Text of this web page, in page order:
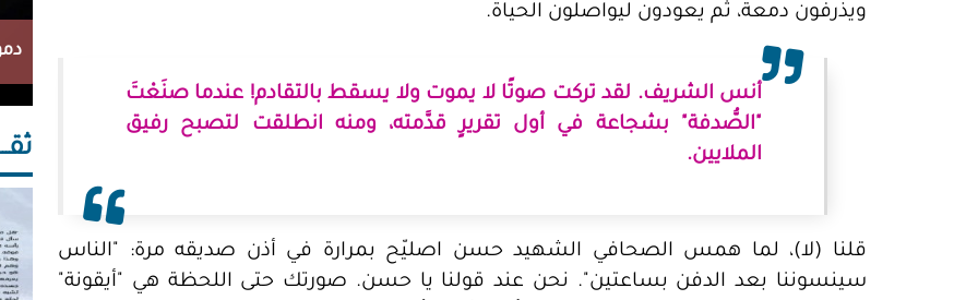
ويذرفون دمعة، ثم يعودون ليواصلون الحياة.
أنس الشريف. لقد تركت صوتًا لا يموت ولا يسقط بالتقادم! عندما صنَعْتَ
"الصُّدفة" بشجاعة في أول تقريرٍ قدَّمته، ومنه انطلقت لتصبح رفيق
الملايين.
قلنا (لا)، لما همس الصحافي الشهيد حسن اصليّح بمرارة في أذن صديقه مرة: "الناس
سينسوننا بعد الدفن بساعتين". نحن عند قولنا يا حسن. صورتك حتى اللحظة هي "أيقونة"